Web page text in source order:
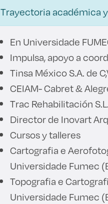
Trayectoria académica
En Universidade
Impulsa, apoyo a
Tinsa México S.A. de
CEIAM- Cabret &
Trac Rehabilitación
Director de Inovart
Cursos y talleres
Cartografia e
Universidade Fumec
Topografia e
Universidade Fumec